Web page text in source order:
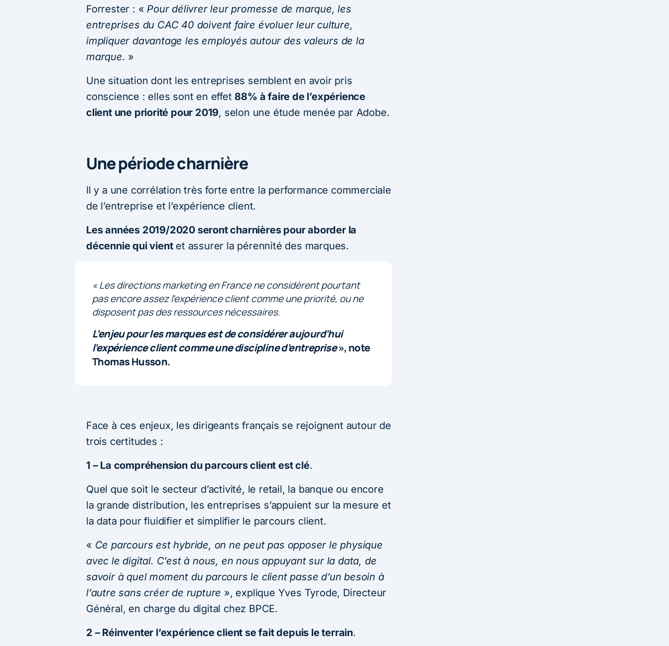
Forrester : « Pour délivrer leur promesse de marque, les
entreprises du CAC 40 doivent faire évoluer leur culture,
impliquer davantage les employés autour des valeurs de la
marque. »
Une situation dont les entreprises semblent en avoir pris
conscience : elles sont en effet 88% à faire de l’expérience
client une priorité pour 2019, selon une étude menée par Adobe.
Une période charnière
Il y a une corrélation très forte entre la performance commerciale
de l’entreprise et l’expérience client.
Les années 2019/2020 seront charnières pour aborder la
décennie qui vientet assurer la pérennité des marques.
«Les directions marketing en France ne considèrent pourtant
pas encore assez l’expérience client comme une priorité, ou ne
disposent pas des ressources nécessaires.
L’enjeu pour les marques est de considérer aujourd’hui
l’expérience client comme une discipline d’entreprise», note
Thomas Husson.
Face à ces enjeux, les dirigeants français se rejoignent autour de
trois certitudes :
1 – La compréhension du parcours client est clé.
Quel que soit le secteur d’activité, le retail, la banque ou encore
la grande distribution, les entreprises s’appuient sur la mesure et
la data pour fluidifier et simplifier le parcours client.
« Ce parcours est hybride, on ne peut pas opposer le physique
avec le digital. C’est à nous, en nous appuyant sur la data, de
savoir à quel moment du parcours le client passe d’un besoin à
l’autre sans créer de rupture », explique Yves Tyrode, Directeur
Général, en charge du digital chez BPCE.
2 – Réinventer l’expérience client se fait depuis le terrain.